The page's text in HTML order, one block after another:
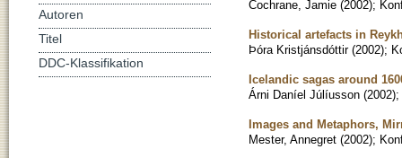
Cochrane, Jamie (2002);
Historical artefacts in
Þóra Kristjánsdóttir (2002);
Icelandic sagas around
Árni Daníel Júlíusson (2002);
Images and Metaphors,
Mester, Annegret (2002);
Autoren
Titel
DDC-Klassifikation